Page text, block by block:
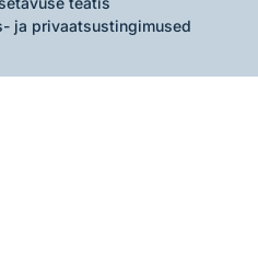
ja privaatsustingimused